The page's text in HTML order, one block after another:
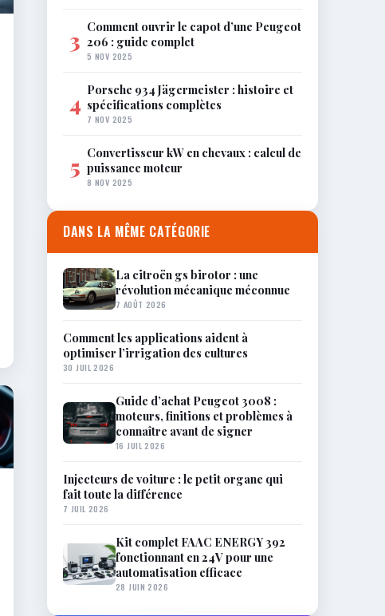
3 Comment ouvrir le capot d’une Peugeot
206 : guide complet
5 NOV 2025
4 Porsche 934 Jägermeister : histoire et
spécifications complètes
7 NOV 2025
5 Convertisseur kW en chevaux : calcul de
puissance moteur
8 NOV 2025
DANS LA MÊME CATÉGORIE
La citroën gs birotor : une
révolution mécanique méconnue
7 AOÛT 2026
Comment les applications aident à
optimiser l’irrigation des cultures
30 JUIL 2026
Guide d’achat Peugeot 3008 :
moteurs, finitions et problèmes à
connaître avant de signer
16 JUIL 2026
Injecteurs de voiture : le petit organe qui
fait toute la différence
7 JUIL 2026
Kit complet FAAC ENERGY 392
fonctionnant en 24V pour une
automatisation efficace
28 JUIN 2026